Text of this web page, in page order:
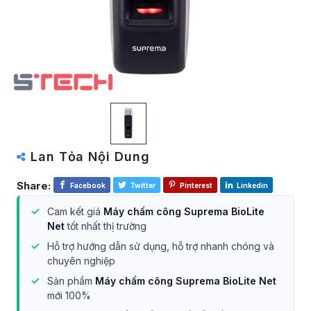
Lan Tỏa Nội Dung
Share: Facebook Twitter Pinterest Linkedin
Cam kết giá Máy chấm công Suprema BioLite
Nettốt nhất thị trường
Hỗ trợ hướng dẫn sử dụng, hỗ trợ nhanh chóng và
chuyên nghiệp
Sản phẩm Máy chấm công Suprema BioLite Net
mới 100%